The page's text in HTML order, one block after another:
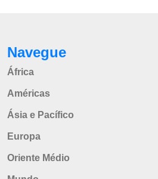
Navegue
África
Américas
Ásia e Pacífico
Europa
Oriente Médio